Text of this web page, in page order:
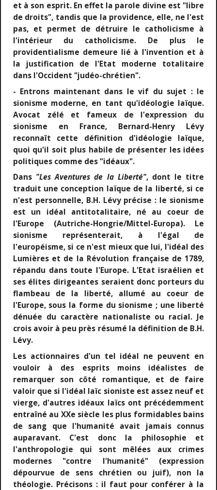
et à son esprit. En effet la parole divine est "libre
de droits", tandis que la providence, elle, ne l'est
pas, et permet de détruire le catholicisme à
l'intérieur du catholicisme. De plus le
providentialisme demeure lié à l'invention et à
la justification de l'Etat moderne totalitaire
dans l'Occident "judéo-chrétien".
- Entrons maintenant dans le vif du sujet : le
sionisme moderne, en tant qu'idéologie laïque.
Avocat zélé et fameux de l'expression du
sionisme en France, Bernard-Henry Lévy
reconnaît cette définition d'idéologie laïque,
quoi qu'il soit plus habile de présenter les idées
politiques comme des "idéaux".
Dans "Les Aventures de la Liberté", dont le titre
traduit une conception laïque de la liberté, si ce
n'est personnelle, B.H. Lévy précise : le sionisme
est un idéal antitotalitaire, né au coeur de
l'Europe (Autriche-Hongrie/Mittel-Europa). Le
sionisme représenterait, à l'égal de
l'européisme, si ce n'est mieux que lui, l'idéal des
Lumières et de la Révolution française de 1789,
répandu dans toute l'Europe. L'Etat israélien et
ses élites dirigeantes seraient donc porteurs du
flambeau de la liberté, allumé au coeur de
l'Europe, sous la forme du sionisme ; une liberté
dénuée du caractère nationaliste ou racial. Je
crois avoir à peu près résumé la définition de B.H.
Lévy.
Les actionnaires d'un tel idéal ne peuvent en
vouloir à des esprits moins idéalistes de
remarquer son côté romantique, et de faire
valoir que si l'idéal laïc sioniste est assez neuf et
vierge, d'autres idéaux laïcs ont précédemment
entraîné au XXe siècle les plus formidables bains
de sang que l'humanité avait jamais connus
auparavant. C'est donc la philosophie et
l'anthropologie qui sont mêlées aux crimes
modernes "contre l'humanité" (expression
dépourvue de sens chrétien ou juif), non la
théologie. Précisons : il faut pour conférer à la